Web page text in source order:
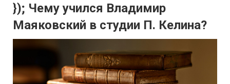
}); Чему учился Владимир
Маяковский в студии П. Келина?